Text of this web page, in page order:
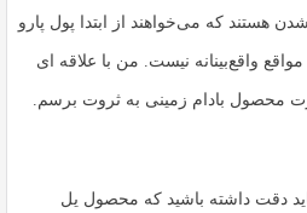
هستند که می‌خواهند از ابتدا پول پارو
طرز فکر در ۹۹ درصد مواقع واقع‌بینانه نیست. من با علاقه ای
محصول بادام زمینی به ثروت برسم.
دقت داشته باشید که محصول یل